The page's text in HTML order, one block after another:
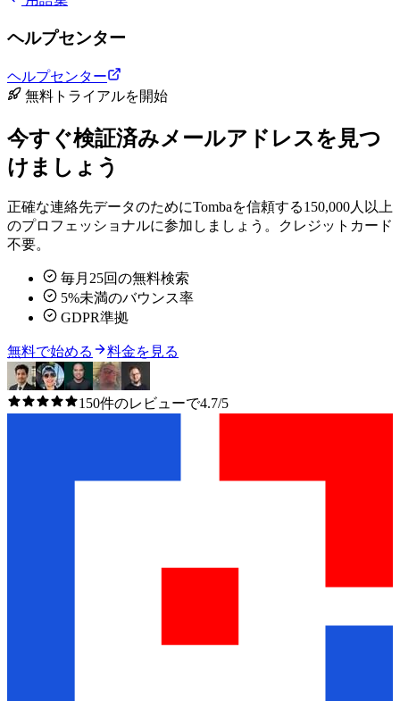
ヘルプセンター
ヘルプセンター
無料トライアルを開始
今すぐ検証済みメールアドレスを見つ
けましょう
正確な連絡先データのためにTombaを信頼する150,000人以上
のプロフェッショナルに参加しましょう。クレジットカード
不要。
毎月25回の無料検索
5%未満のバウンス率
GDPR準拠
無料で始める 料金を見る
150件のレビューで4.7/5